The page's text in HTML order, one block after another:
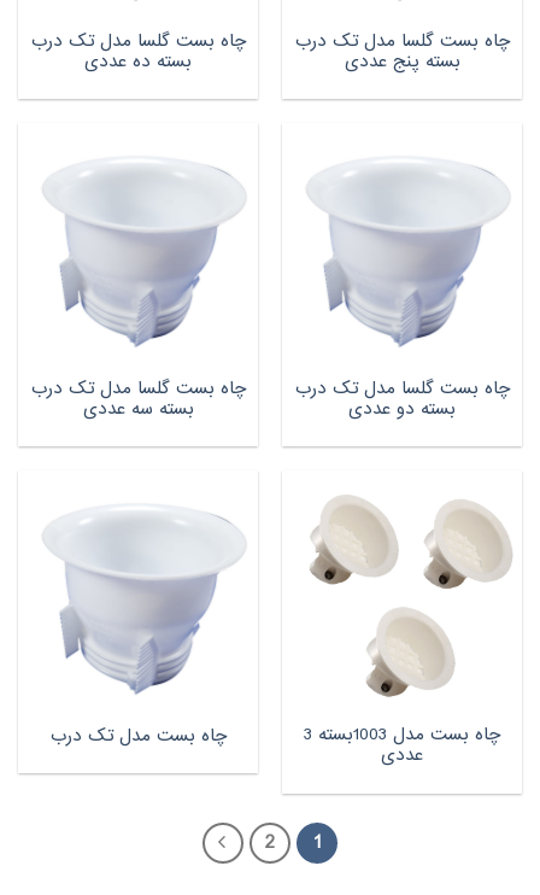
چاه بست گلسا مدل تک درب
بسته پنج عددی
چاه بست گلسا مدل تک درب
بسته ده عددی
چاه بست گلسا مدل تک درب
بسته دو عددی
چاه بست گلسا مدل تک درب
بسته سه عددی
چاه بست مدل 1003بسته 3
عددی
چاه بست مدل تک درب
1
2